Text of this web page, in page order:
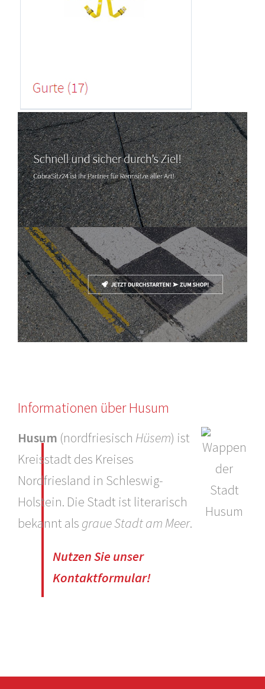
Informationen über Husum
Husum (nordfriesisch Hüsem) ist
Kreisstadt des Kreises
Nordfriesland in Schleswig-
Holstein. Die Stadt ist literarisch
bekannt als graue Stadt am Meer.
Nutzen Sie unser
Kontaktformular!